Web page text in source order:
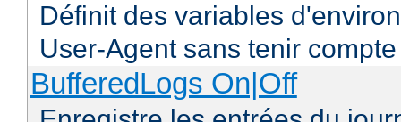
Définit des variables
User-Agent sans tenir
BufferedLogs On|Off